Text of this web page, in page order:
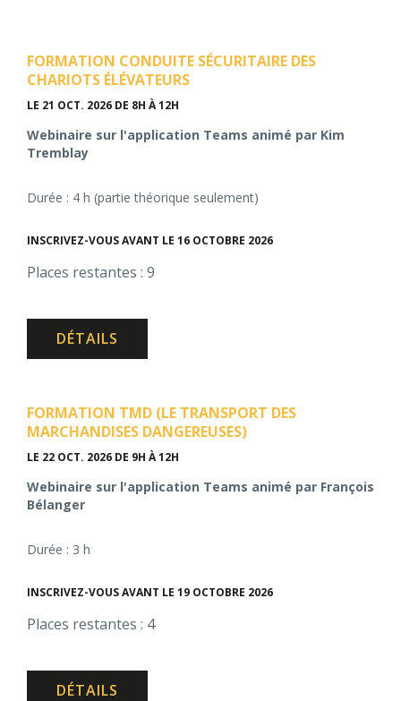
FORMATION CONDUITE SÉCURITAIRE DES
CHARIOTS ÉLÉVATEURS
LE 21 OCT. 2026 DE 8H À 12H
Webinaire sur l'application Teams animé par Kim
Tremblay
Durée : 4 h (partie théorique seulement)
INSCRIVEZ-VOUS AVANT LE 16 OCTOBRE 2026
Places restantes : 9
DÉTAILS
FORMATION TMD (LE TRANSPORT DES
MARCHANDISES DANGEREUSES)
LE 22 OCT. 2026 DE 9H À 12H
Webinaire sur l'application Teams animé par François
Bélanger
Durée : 3 h
INSCRIVEZ-VOUS AVANT LE 19 OCTOBRE 2026
Places restantes : 4
DÉTAILS